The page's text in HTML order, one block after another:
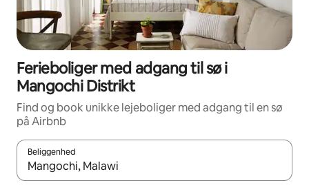
Ferieboliger med adgang til sø i
Mangochi Distrikt
Find og book unikke lejeboliger med adgang til en sø
på Airbnb
Beliggenhed
Når resultaterne er tilgængelige, skal du navigere med